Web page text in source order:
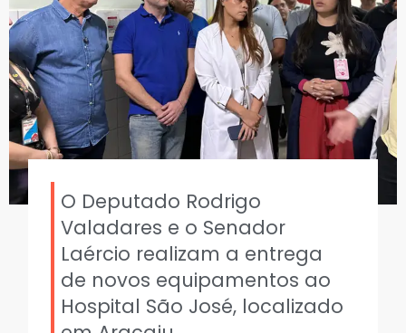
O Deputado Rodrigo
Valadares e o Senador
Laércio realizam a entrega
de novos equipamentos ao
Hospital São José, localizado